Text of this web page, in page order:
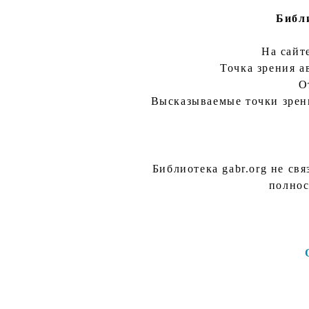
На
Точка зрения
Высказываемые точки
Библиотека gabr.org не